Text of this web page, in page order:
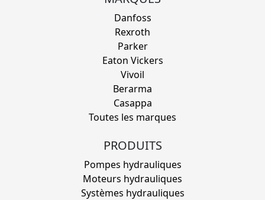
Danfoss
Rexroth
Parker
Eaton Vickers
Vivoil
Berarma
Casappa
Toutes les marques
PRODUITS
Pompes hydrauliques
Moteurs hydrauliques
Systèmes hydrauliques